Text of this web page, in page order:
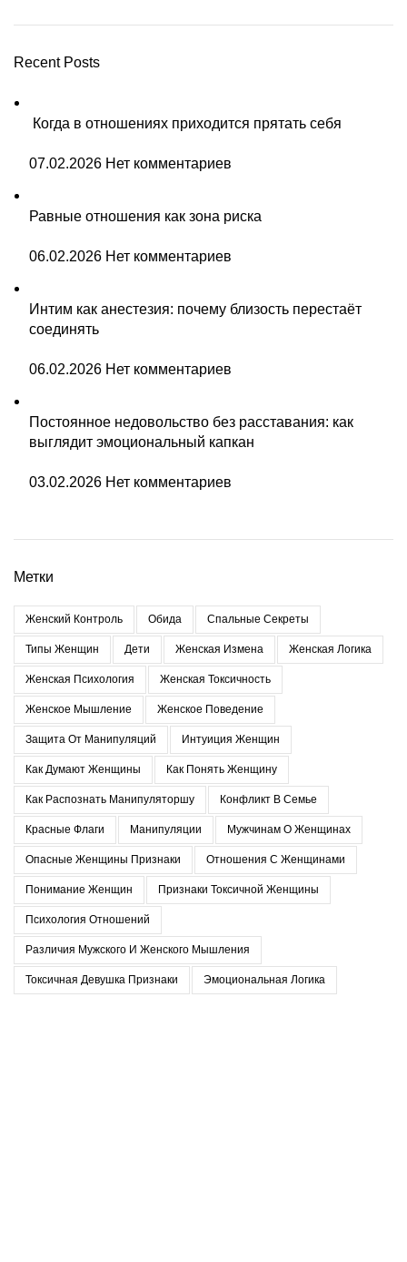
Recent Posts
Когда в отношениях приходится прятать себя
07.02.2026 Нет комментариев
Равные отношения как зона риска
06.02.2026 Нет комментариев
Интим как анестезия: почему близость перестаёт
соединять
06.02.2026 Нет комментариев
Постоянное недовольство без расставания: как
выглядит эмоциональный капкан
03.02.2026 Нет комментариев
Метки
Женский Контроль Обида Спальные Секреты
Типы Женщин Дети Женская Измена Женская Логика
Женская Психология Женская Токсичность
Женское Мышление Женское Поведение
Защита От Манипуляций Интуиция Женщин
Как Думают Женщины Как Понять Женщину
Как Распознать Манипуляторшу Конфликт В Семье
Красные Флаги Манипуляции Мужчинам О Женщинах
Опасные Женщины Признаки Отношения С Женщинами
Понимание Женщин Признаки Токсичной Женщины
Психология Отношений
Различия Мужского И Женского Мышления
Токсичная Девушка Признаки Эмоциональная Логика